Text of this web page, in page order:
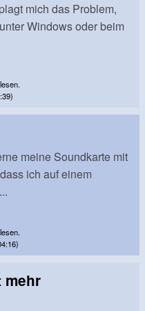
mich das Problem,
Windows oder beim
meine Soundkarte mit
ich auf einem
mehr